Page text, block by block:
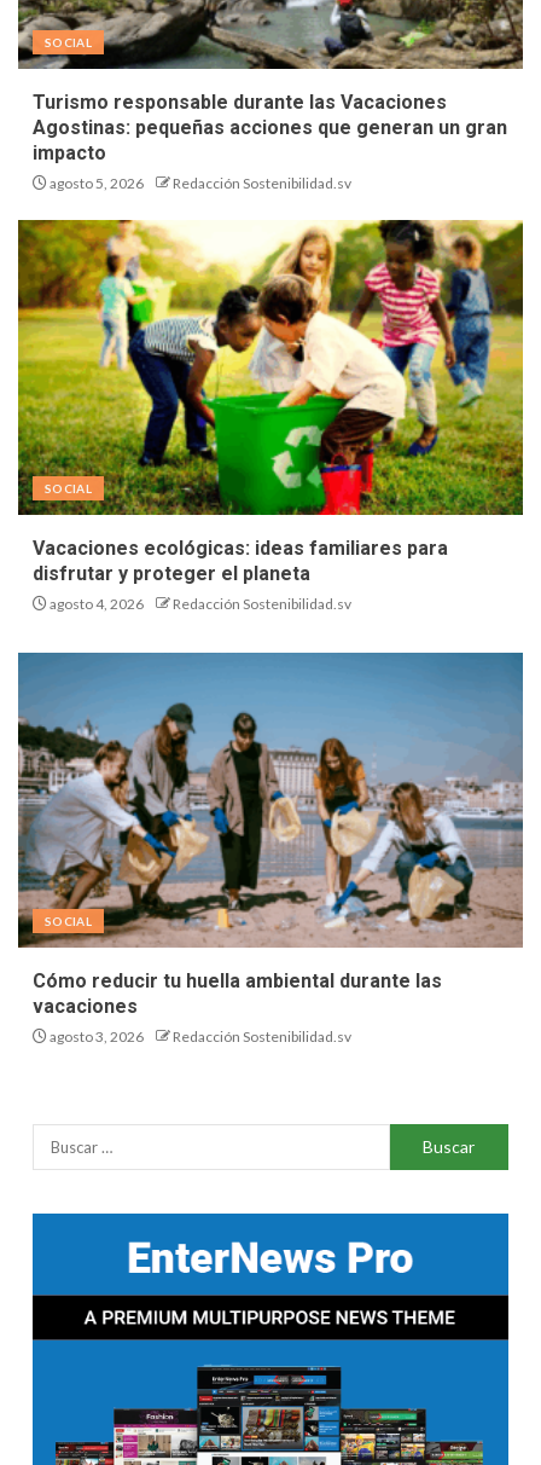
SOCIAL
Turismo responsable durante las Vacaciones
Agostinas: pequeñas acciones que generan un gran
impacto
agosto 5, 2026 Redacción Sostenibilidad.sv
SOCIAL
Vacaciones ecológicas: ideas familiares para
disfrutar y proteger el planeta
agosto 4, 2026 Redacción Sostenibilidad.sv
SOCIAL
Cómo reducir tu huella ambiental durante las
vacaciones
agosto 3, 2026 Redacción Sostenibilidad.sv